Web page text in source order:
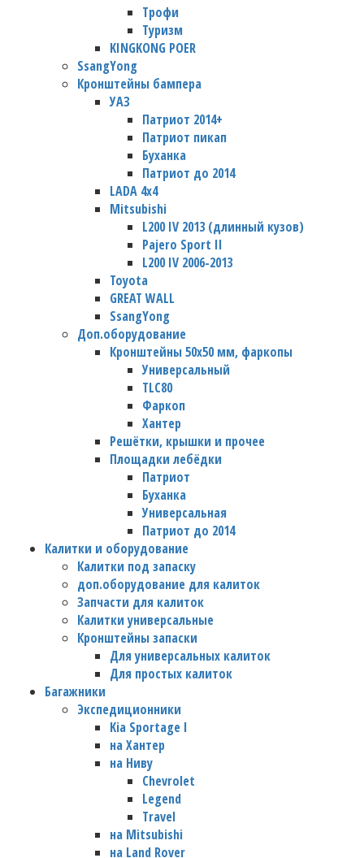
Трофи
Туризм
KINGKONG POER
SsangYong
Кронштейны бампера
УАЗ
Патриот 2014+
Патриот пикап
Буханка
Патриот до 2014
LADA 4x4
Mitsubishi
L200 IV 2013 (длинный кузов)
Pajero Sport II
L200 IV 2006-2013
Toyota
GREAT WALL
SsangYong
Доп.оборудование
Кронштейны 50х50 мм, фаркопы
Универсальный
TLC80
Фаркоп
Хантер
Решётки, крышки и прочее
Площадки лебёдки
Патриот
Буханка
Универсальная
Патриот до 2014
Калитки и оборудование
Калитки под запаску
доп.оборудование для калиток
Запчасти для калиток
Калитки универсальные
Кронштейны запаски
Для универсальных калиток
Для простых калиток
Багажники
Экспедиционники
Kia Sportage I
на Хантер
на Ниву
Chevrolet
Legend
Travel
на Mitsubishi
на Land Rover